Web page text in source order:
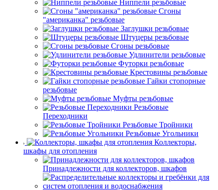
Ниппели резьбовые
Сгоны
"американка" резьбовые
Заглушки резьбовые
Штуцеры резьбовые
Сгоны резьбовые
Удлинители резьбовые
Футорки резьбовые
Крестовины резьбовые
Гайки стопорные
резьбовые
Муфты резьбовые
Резьбовые
Переходники
Резьбовые Тройники
Резьбовые Угольники
Коллекторы,
шкафы для отопления
Принадлежности для коллекторов, шкафов